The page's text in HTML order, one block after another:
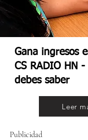
Gana ingresos
CS RADIO HN
debes saber
Leer
Publicidad